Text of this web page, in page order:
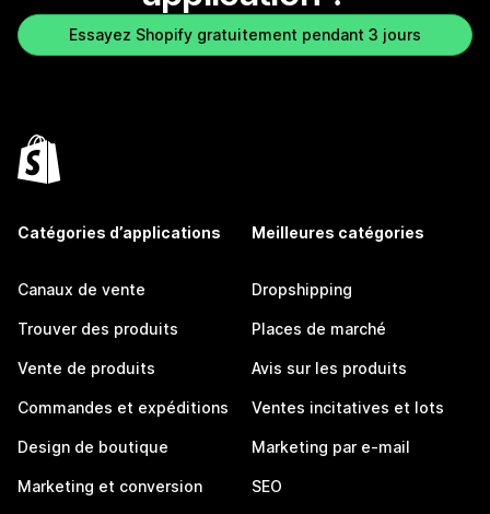
Essayez Shopify gratuitement pendant 3 jours
Catégories d’applications
Canaux de vente
Trouver des produits
Vente de produits
Commandes et expéditions
Design de boutique
Marketing et conversion
Meilleures catégories
Dropshipping
Places de marché
Avis sur les produits
Ventes incitatives et lots
Marketing par e-mail
SEO